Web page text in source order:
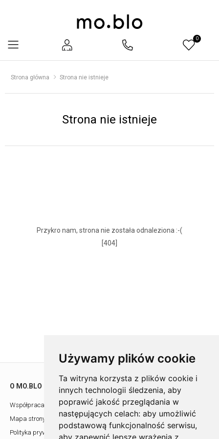
Używamy plików cookie
Ta witryna korzysta z plików cookie i
innych technologii śledzenia, aby
poprawić jakość przeglądania w
następujących celach: aby umożliwić
podstawową funkcjonalność serwisu,
aby zapewnić lepsze wrażenia z
Menu
0
Strona główna Strona nie istnieje
Strona nie istnieje
Przykro nam, strona nie została odnaleziona :-(
[404]
O MO.BLO
Współpraca z architektami
Mapa strony
Polityka prywatności
POMOC
Showroom
Kontakt